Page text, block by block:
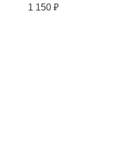
1 150 ₽